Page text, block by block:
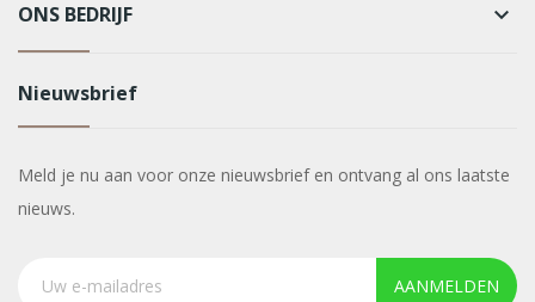
ONS BEDRIJF keyboard_arrow_down
Nieuwsbrief
Meld je nu aan voor onze nieuwsbrief en ontvang al ons laatste
nieuws.
AANMELDEN